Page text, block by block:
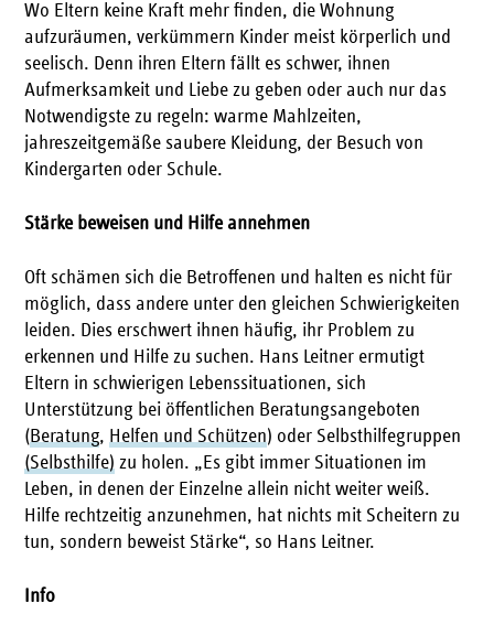
Wo Eltern keine Kraft mehr finden, die Wohnung
aufzuräumen, verkümmern Kinder meist körperlich und
seelisch. Denn ihren Eltern fällt es schwer, ihnen
Aufmerksamkeit und Liebe zu geben oder auch nur das
Notwendigste zu regeln: warme Mahlzeiten,
jahreszeitgemäße saubere Kleidung, der Besuch von
Kindergarten oder Schule.
Stärke beweisen und Hilfe annehmen
Oft schämen sich die Betroffenen und halten es nicht für
möglich, dass andere unter den gleichen Schwierigkeiten
leiden. Dies erschwert ihnen häufig, ihr Problem zu
erkennen und Hilfe zu suchen. Hans Leitner ermutigt
Eltern in schwierigen Lebenssituationen, sich
Unterstützung bei öffentlichen Beratungsangeboten
(Beratung, Helfen und Schützen) oder Selbsthilfegruppen
(Selbsthilfe) zu holen. „Es gibt immer Situationen im
Leben, in denen der Einzelne allein nicht weiter weiß.
Hilfe rechtzeitig anzunehmen, hat nichts mit Scheitern zu
tun, sondern beweist Stärke“, so Hans Leitner.
Info